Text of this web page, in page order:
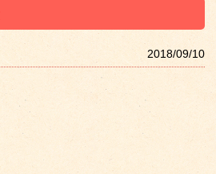
2018/09/10